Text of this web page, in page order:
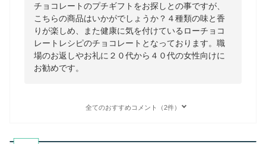
チョコレートのプチギフトをお探しとの事ですが、
こちらの商品はいかがでしょうか？４種類の味と香
りが楽しめ、また健康に気を付けているローチョコ
レートレシピのチョコレートとなっております。職
場のお返しやお礼に２０代から４０代の女性向けに
お勧めです。
全てのおすすめコメント（2件）